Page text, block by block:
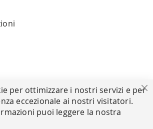
per ottimizzare i nostri servizi e per
eccezionale ai nostri visitatori.
puoi leggere la nostra